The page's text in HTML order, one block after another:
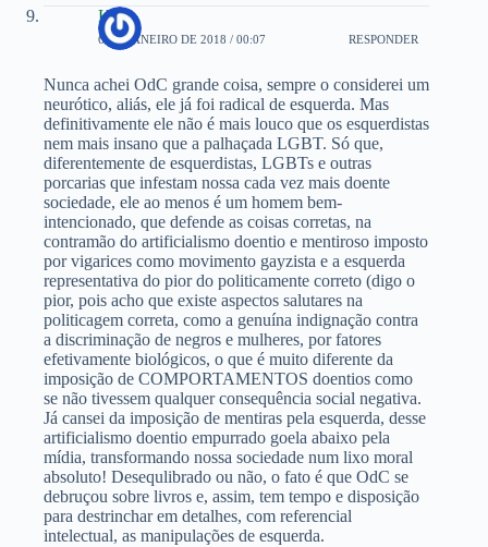
Kau
6 DE JANEIRO DE 2018 / 00:07 RESPONDER
Nunca achei OdC grande coisa, sempre o considerei um
neurótico, aliás, ele já foi radical de esquerda. Mas
definitivamente ele não é mais louco que os esquerdistas
nem mais insano que a palhaçada LGBT. Só que,
diferentemente de esquerdistas, LGBTs e outras
porcarias que infestam nossa cada vez mais doente
sociedade, ele ao menos é um homem bem-
intencionado, que defende as coisas corretas, na
contramão do artificialismo doentio e mentiroso imposto
por vigarices como movimento gayzista e a esquerda
representativa do pior do politicamente correto (digo o
pior, pois acho que existe aspectos salutares na
politicagem correta, como a genuína indignação contra
a discriminação de negros e mulheres, por fatores
efetivamente biológicos, o que é muito diferente da
imposição de COMPORTAMENTOS doentios como
se não tivessem qualquer consequência social negativa.
Já cansei da imposição de mentiras pela esquerda, desse
artificialismo doentio empurrado goela abaixo pela
mídia, transformando nossa sociedade num lixo moral
absoluto! Desequlibrado ou não, o fato é que OdC se
debruçou sobre livros e, assim, tem tempo e disposição
para destrinchar em detalhes, com referencial
intelectual, as manipulações de esquerda.